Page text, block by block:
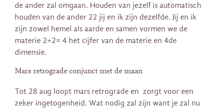
de ander zal omgaan. Houden van jezelf is automatisch
houden van de ander 22 jij en ik zijn dezelfde. Jij en ik
zijn zowel hemel als aarde en samen vormen we de
materie 2+2= 4 het cijfer van de materie en 4de
dimensie.
Mars retrograde conjunct met de maan
Tot 28 aug loopt mars retrograde en zorgt voor een
zeker ingetogenheid. Wat nodig zal zijn want je zal nu